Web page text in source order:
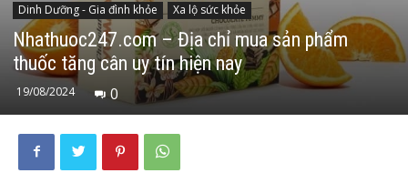
Dinh Dưỡng - Gia đình khỏe Xa lộ sức khỏe
Nhathuoc247.com – Địa chỉ mua sản phẩm
thuốc tăng cân uy tín hiện nay
19/08/2024 0